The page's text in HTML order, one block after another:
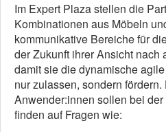
Im Expert Plaza stellen die
Kombinationen aus Möbeln
kommunikative Bereiche für
der Zukunft ihrer Ansicht nach
damit sie die dynamische
nur zulassen, sondern
Anwender:innen sollen bei
finden auf Fragen wie: